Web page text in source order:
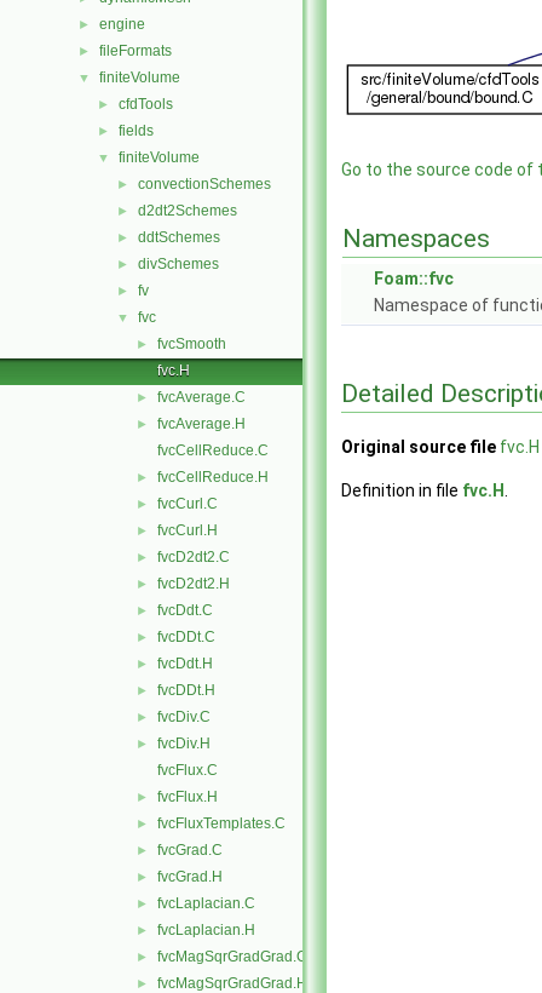
► engine
► fileFormats
▼ finiteVolume
► cfdTools
► fields
▼ finiteVolume
► convectionSchemes
► d2dt2Schemes
► ddtSchemes
► divSchemes
► fv
▼ fvc
►
fvcSmooth
fvc.H
► fvcAverage.C
►
fvcAverage.H
fvcCellReduce.C
► fvcCellReduce.H
► fvcCurl.C
► fvcCurl.H
► fvcD2dt2.C
► fvcD2dt2.H
► fvcDdt.C
► fvcDDt.C
► fvcDdt.H
► fvcDDt.H
► fvcDiv.C
►
fvcDiv.H
fvcFlux.C
► fvcFlux.H
► fvcFluxTemplates.C
► fvcGrad.C
► fvcGrad.H
► fvcLaplacian.C
► fvcLaplacian.H
► fvcMagSqrGradGrad.C
►
fvcMagSqrGradGrad.H
Go to the source code of
Namespaces
Foam::fvc
Namespace of
Detailed
Original source file fvc.H
Definition in file fvc.H